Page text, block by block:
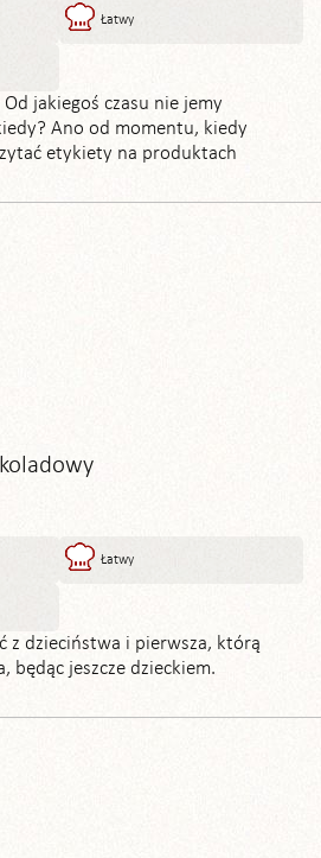
Łatwy
jakiegoś czasu nie jemy
Ano od momentu, kiedy
etykiety na produktach
Łatwy
z dzieciństwa i pierwsza, którą
będąc jeszcze dzieckiem.